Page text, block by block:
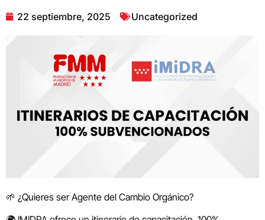
22 septiembre, 2025 Uncategorized
🌱 ¿Quieres ser Agente del Cambio Orgánico?